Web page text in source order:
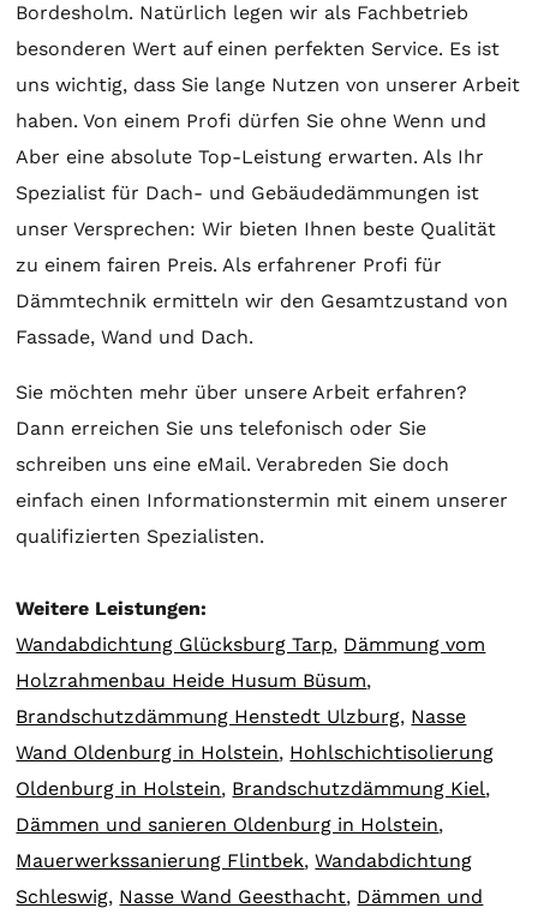
Bordesholm. Natürlich legen wir als Fachbetrieb
besonderen Wert auf einen perfekten Service. Es ist
uns wichtig, dass Sie lange Nutzen von unserer Arbeit
haben. Von einem Profi dürfen Sie ohne Wenn und
Aber eine absolute Top-Leistung erwarten. Als Ihr
Spezialist für Dach- und Gebäudedämmungen ist
unser Versprechen: Wir bieten Ihnen beste Qualität
zu einem fairen Preis. Als erfahrener Profi für
Dämmtechnik ermitteln wir den Gesamtzustand von
Fassade, Wand und Dach.
Sie möchten mehr über unsere Arbeit erfahren?
Dann erreichen Sie uns telefonisch oder Sie
schreiben uns eine eMail. Verabreden Sie doch
einfach einen Informationstermin mit einem unserer
qualifizierten Spezialisten.
Weitere Leistungen:
Wandabdichtung Glücksburg Tarp, Dämmung vom
Holzrahmenbau Heide Husum Büsum,
Brandschutzdämmung Henstedt Ulzburg, Nasse
Wand Oldenburg in Holstein, Hohlschichtisolierung
Oldenburg in Holstein, Brandschutzdämmung Kiel,
Dämmen und sanieren Oldenburg in Holstein,
Mauerwerkssanierung Flintbek,Wandabdichtung
Schleswig, Nasse Wand Geesthacht, Dämmen und